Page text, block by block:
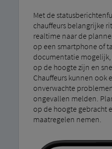
Met de
chauffeurs belangrijke
realtime naar de
op een smartphone of
documentatie
op de hoogte zijn en
Chauffeurs kunnen ook
onverwachte
ongevallen melden.
op de hoogte gebracht
maatregelen nemen.